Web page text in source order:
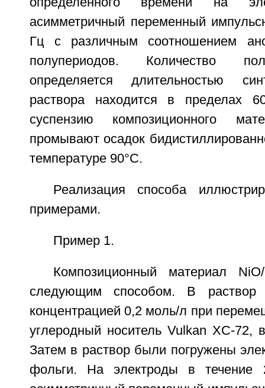
асимметричный переменный
Гц с различным соотношением
полупериодов. Количество
определяется длительностью
раствора находится в пределах
суспензию композиционного
промывают осадок
температуре 90°С.
Реализация способа
примерами.
Пример 1.
Композиционный материал
следующим способом. В раствор
концентрацией 0,2 моль/л при
углеродный носитель Vulkan XC-72,
Затем в раствор были погружены
фольги. На электроды в течение